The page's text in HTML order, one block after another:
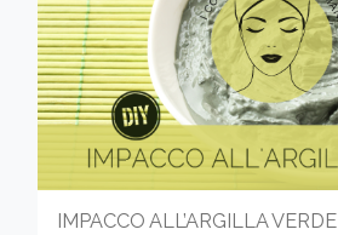
IMPACCO ALL’ARGILLA VERDE